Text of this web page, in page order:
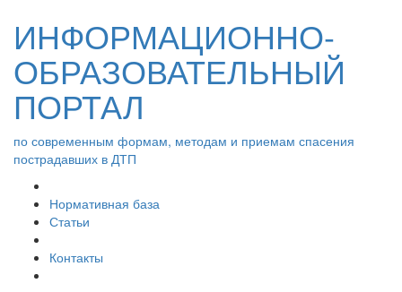
ИНФОРМАЦИОННО-
ОБРАЗОВАТЕЛЬНЫЙ
ПОРТАЛ
по современным формам, методам и приемам спасения
пострадавших в ДТП
Нормативная база
Статьи
Контакты